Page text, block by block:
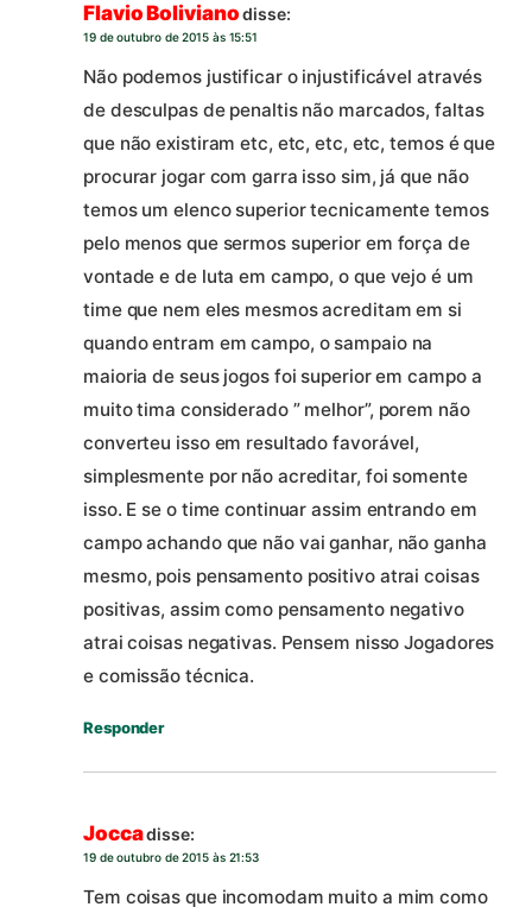
Flavio Bolivianodisse:
19 de outubro de 2015 às 15:51
Não podemos justificar o injustificável através
de desculpas de penaltis não marcados, faltas
que não existiram etc, etc, etc, etc, temos é que
procurar jogar com garra isso sim, já que não
temos um elenco superior tecnicamente temos
pelo menos que sermos superior em força de
vontade e de luta em campo, o que vejo é um
time que nem eles mesmos acreditam em si
quando entram em campo, o sampaio na
maioria de seus jogos foi superior em campo a
muito tima considerado ” melhor”, porem não
converteu isso em resultado favorável,
simplesmente por não acreditar, foi somente
isso. E se o time continuar assim entrando em
campo achando que não vai ganhar, não ganha
mesmo, pois pensamento positivo atrai coisas
positivas, assim como pensamento negativo
atrai coisas negativas. Pensem nisso Jogadores
e comissão técnica.
Responder
Joccadisse:
19 de outubro de 2015 às 21:53
Tem coisas que incomodam muito a mim como